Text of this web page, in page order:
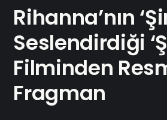
Rihanna’nın
Seslendirdiği
Filminden
Fragman